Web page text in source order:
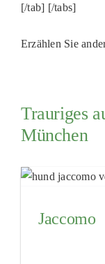
[/tab] [/tabs]
Erzählen Sie
Trauriges
München
Jaccomo